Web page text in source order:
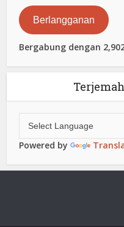
Elektronik
Berlangganan
Bergabung dengan
Powered by